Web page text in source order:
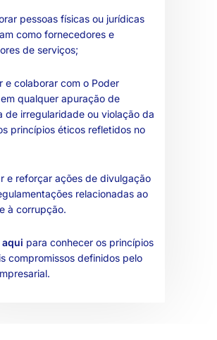
pessoas físicas ou jurídicas
como fornecedores e
de serviços;
e colaborar com o Poder
qualquer apuração de
de irregularidade ou violação da
princípios éticos refletidos no
e reforçar ações de divulgação
relacionadas ao
à corrupção.
aqui para conhecer os princípios
compromissos definidos pelo